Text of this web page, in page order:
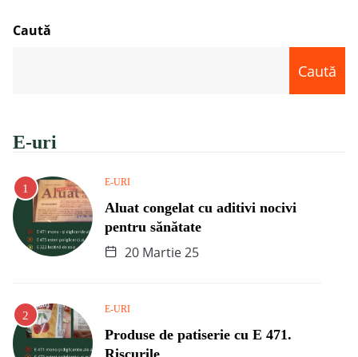
Caută
Caută
E-uri
E-URI
Aluat congelat cu aditivi nocivi
pentru sănătate
20 Martie 25
E-URI
Produse de patiserie cu E 471.